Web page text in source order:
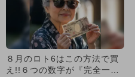
８月のロト6はこの方法で買
え!!６つの数字が『完全一